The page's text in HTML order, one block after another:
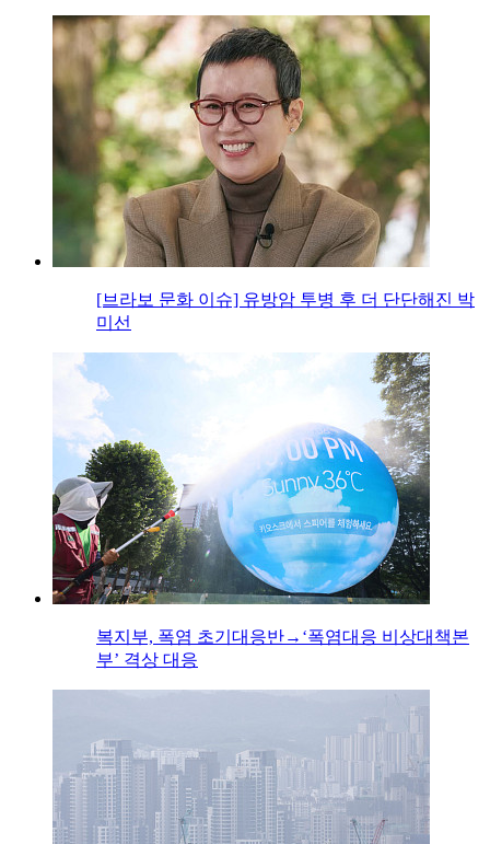
[브라보 문화 이슈] 유방암 투병 후 더 단단해진 박
미선
복지부, 폭염 초기대응반→‘폭염대응 비상대책본
부’ 격상 대응